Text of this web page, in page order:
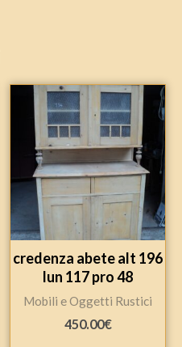
credenza abete alt 196
lun 117 pro 48
Mobili e Oggetti Rustici
450.00€